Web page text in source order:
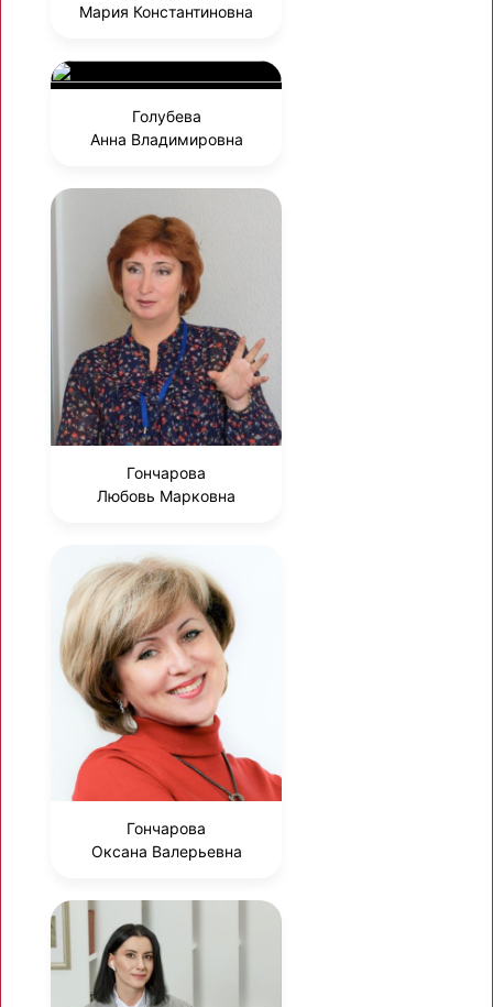
Мария Константиновна
Голубева
Анна Владимировна
Гончарова
Любовь Марковна
Гончарова
Оксана Валерьевна